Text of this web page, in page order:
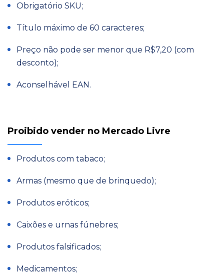
Obrigatório SKU;
Título máximo de 60 caracteres;
Preço não pode ser menor que R$7,20 (com
desconto);
Aconselhável EAN.
Proibido vender no Mercado Livre
Produtos com tabaco;
Armas (mesmo que de brinquedo);
Produtos eróticos;
Caixões e urnas fúnebres;
Produtos falsificados;
Medicamentos;